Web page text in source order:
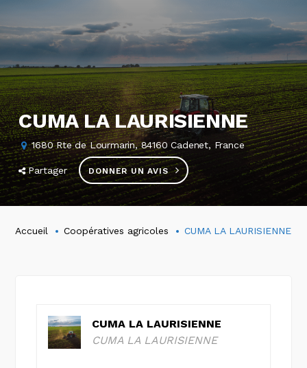
CUMA LA LAURISIENNE
1680 Rte de Lourmarin, 84160 Cadenet, France
Partager DONNER UN AVIS
Accueil Coopératives agricoles CUMA LA LAURISIENNE
CUMA LA LAURISIENNE
CUMA LA LAURISIENNE